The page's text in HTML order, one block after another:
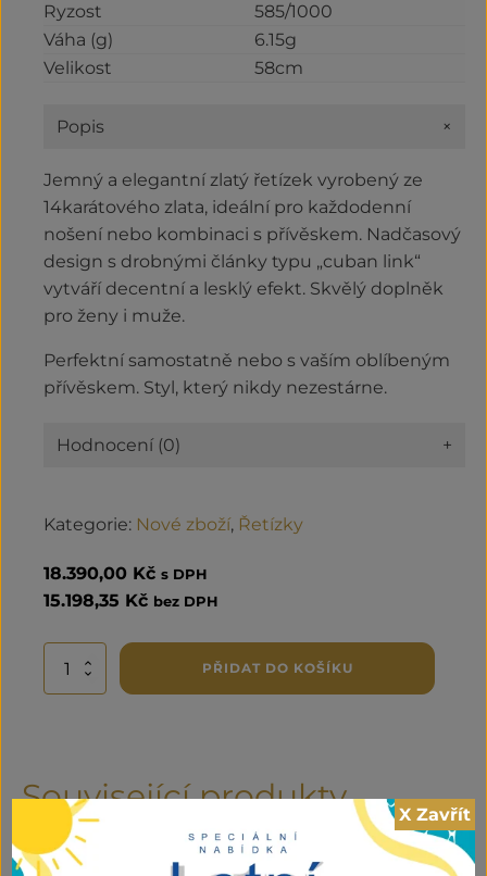
Ryzost
585/1000
Váha (g)
6.15g
Velikost
58cm
Popis +
Jemný a elegantní zlatý řetízek vyrobený ze
14karátového zlata, ideální pro každodenní
nošení nebo kombinaci s přívěskem. Nadčasový
design s drobnými články typu „cuban link“
vytváří decentní a lesklý efekt. Skvělý doplněk
pro ženy i muže.
Perfektní samostatně nebo s vaším oblíbeným
přívěskem. Styl, který nikdy nezestárne.
Hodnocení (0) +
Kategorie: Nové zboží, Řetízky
18.390,00 Kč s DPH
15.198,35 Kč bez DPH
Zlatý
PŘIDAT DO KOŠÍKU
Související produkty X Zavřít